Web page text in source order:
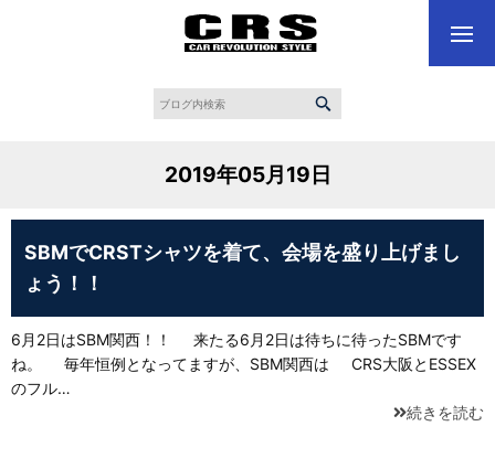
2019年05月19日
SBMでCRSTシャツを着て、会場を盛り上げまし
ょう！！
6月2日はSBM関西！！ 来たる6月2日は待ちに待ったSBMです
ね。 毎年恒例となってますが、SBM関西は CRS大阪とESSEX
のフル…
続きを読む